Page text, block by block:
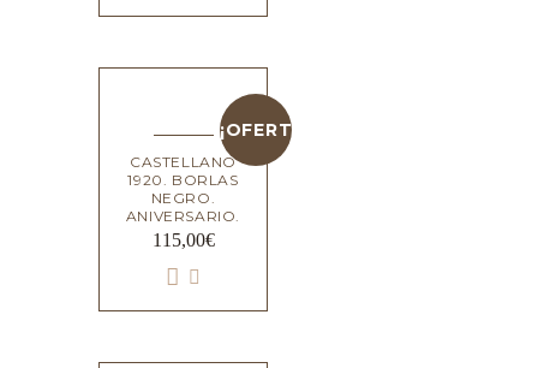
¡OFERTA!
CASTELLANO
1920. BORLAS
NEGRO.
ANIVERSARIO.
115,00€